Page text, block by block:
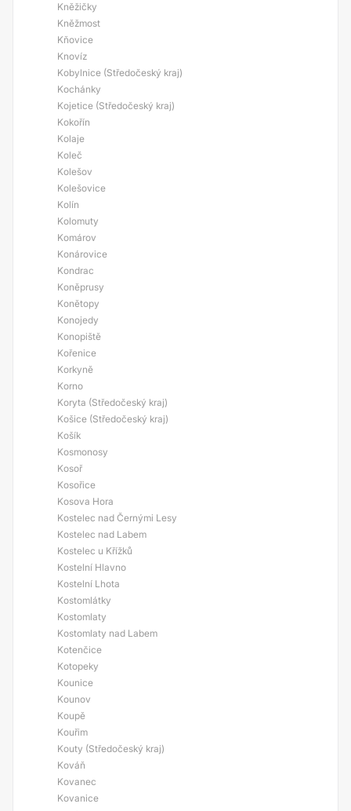
Kněžičky
Kněžmost
Kňovice
Knovíz
Kobylnice (Středočeský kraj)
Kochánky
Kojetice (Středočeský kraj)
Kokořín
Kolaje
Koleč
Kolešov
Kolešovice
Kolín
Kolomuty
Komárov
Konárovice
Kondrac
Koněprusy
Konětopy
Konojedy
Konopiště
Kořenice
Korkyně
Korno
Koryta (Středočeský kraj)
Košice (Středočeský kraj)
Košík
Kosmonosy
Kosoř
Kosořice
Kosova Hora
Kostelec nad Černými Lesy
Kostelec nad Labem
Kostelec u Křížků
Kostelní Hlavno
Kostelní Lhota
Kostomlátky
Kostomlaty
Kostomlaty nad Labem
Kotenčice
Kotopeky
Kounice
Kounov
Koupě
Kouřim
Kouty (Středočeský kraj)
Kováň
Kovanec
Kovanice